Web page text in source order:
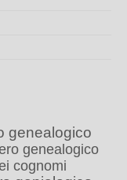
genealogico
genealogico
cognomi